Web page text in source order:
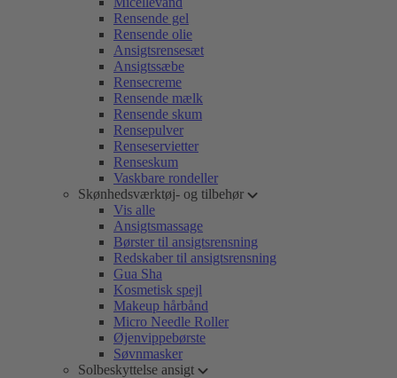
Rensende gel
Rensende olie
Ansigtsrensesæt
Ansigtssæbe
Rensecreme
Rensende mælk
Rensende skum
Rensepulver
Renseservietter
Renseskum
Vaskbare rondeller
Skønhedsværktøj- og tilbehør
Vis alle
Ansigtsmassage
Børster til ansigtsrensning
Redskaber til ansigtsrensning
Gua Sha
Kosmetisk spejl
Makeup hårbånd
Micro Needle Roller
Øjenvippebørste
Søvnmasker
Solbeskyttelse ansigt